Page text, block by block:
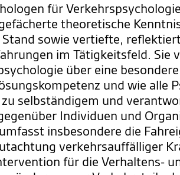
für
theoretische
Stand sowie vertiefte,
im Tätigkeitsfeld. Sie
über eine besondere
und wie alle
zu selbständigem und
Individuen und
insbesondere die
verkehrsauffälliger
für die Verhaltens-